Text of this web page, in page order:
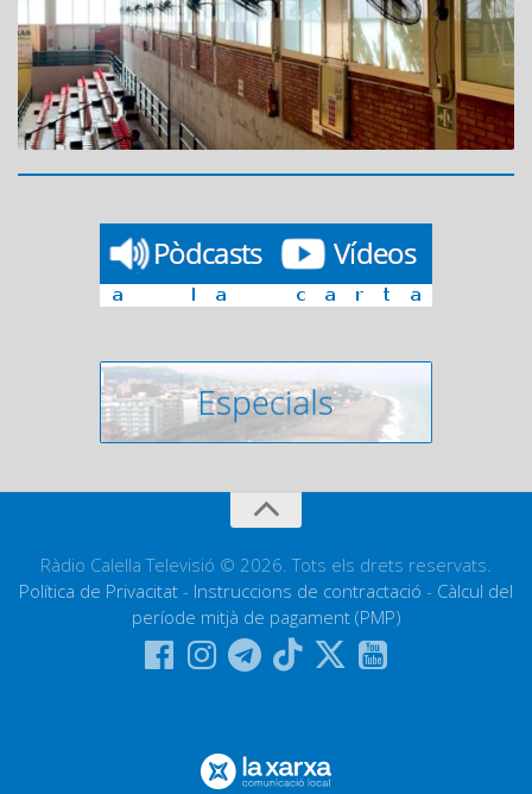
Ràdio Calella Televisió © 2026. Tots els drets reservats.
Política de Privacitat - Instruccions de contractació - Càlcul del
període mitjà de pagament (PMP)